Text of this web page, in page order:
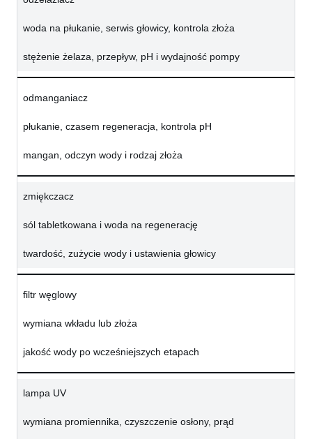
woda na płukanie, serwis głowicy, kontrola złoża
stężenie żelaza, przepływ, pH i wydajność pompy
odmanganiacz
płukanie, czasem regeneracja, kontrola pH
mangan, odczyn wody i rodzaj złoża
zmiękczacz
sól tabletkowana i woda na regenerację
twardość, zużycie wody i ustawienia głowicy
filtr węglowy
wymiana wkładu lub złoża
jakość wody po wcześniejszych etapach
lampa UV
wymiana promiennika, czyszczenie osłony, prąd